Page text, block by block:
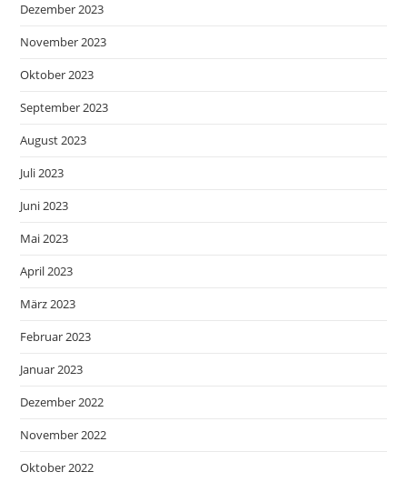
Dezember 2023
November 2023
Oktober 2023
September 2023
August 2023
Juli 2023
Juni 2023
Mai 2023
April 2023
März 2023
Februar 2023
Januar 2023
Dezember 2022
November 2022
Oktober 2022